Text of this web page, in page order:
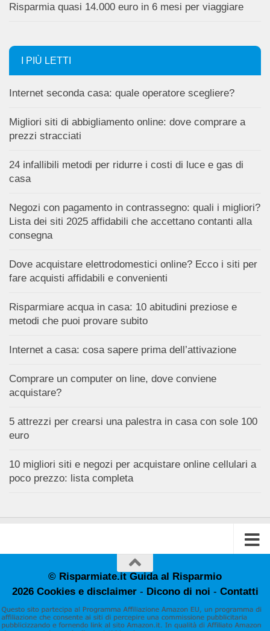
Risparmia quasi 14.000 euro in 6 mesi per viaggiare
I PIÙ LETTI
Internet seconda casa: quale operatore scegliere?
Migliori siti di abbigliamento online: dove comprare a
prezzi stracciati
24 infallibili metodi per ridurre i costi di luce e gas di
casa
Negozi con pagamento in contrassegno: quali i migliori?
Lista dei siti 2025 affidabili che accettano contanti alla
consegna
Dove acquistare elettrodomestici online? Ecco i siti per
fare acquisti affidabili e convenienti
Risparmiare acqua in casa: 10 abitudini preziose e
metodi che puoi provare subito
Internet a casa: cosa sapere prima dell’attivazione
Comprare un computer on line, dove conviene
acquistare?
5 attrezzi per crearsi una palestra in casa con sole 100
euro
10 migliori siti e negozi per acquistare online cellulari a
poco prezzo: lista completa
© Risparmiate.it Guida al Risparmio
2026 Cookies e disclaimer- Dicono di noi - Contatti